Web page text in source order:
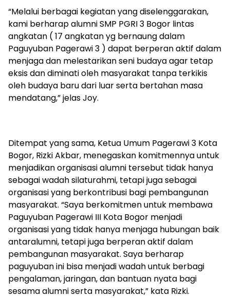
“Melalui berbagai kegiatan yang diselenggarakan,
kami berharap alumni SMP PGRI 3 Bogor lintas
angkatan ( 17 angkatan yg bernaung dalam
Paguyuban Pagerawi 3 ) dapat berperan aktif dalam
menjaga dan melestarikan seni budaya agar tetap
eksis dan diminati oleh masyarakat tanpa terkikis
oleh budaya baru dari luar serta bertahan masa
mendatang,” jelas Joy.
Ditempat yang sama, Ketua Umum Pagerawi 3 Kota
Bogor, Rizki Akbar, menegaskan komitmennya untuk
menjadikan organisasi alumni tersebut tidak hanya
sebagai wadah silaturahmi, tetapi juga sebagai
organisasi yang berkontribusi bagi pembangunan
masyarakat. “Saya berkomitmen untuk membawa
Paguyuban Pagerawi III Kota Bogor menjadi
organisasi yang tidak hanya menjaga hubungan baik
antaralumni, tetapi juga berperan aktif dalam
pembangunan masyarakat. Saya berharap
paguyuban ini bisa menjadi wadah untuk berbagi
pengalaman, jaringan, dan bantuan nyata bagi
sesama alumni serta masyarakat,” kata Rizki.